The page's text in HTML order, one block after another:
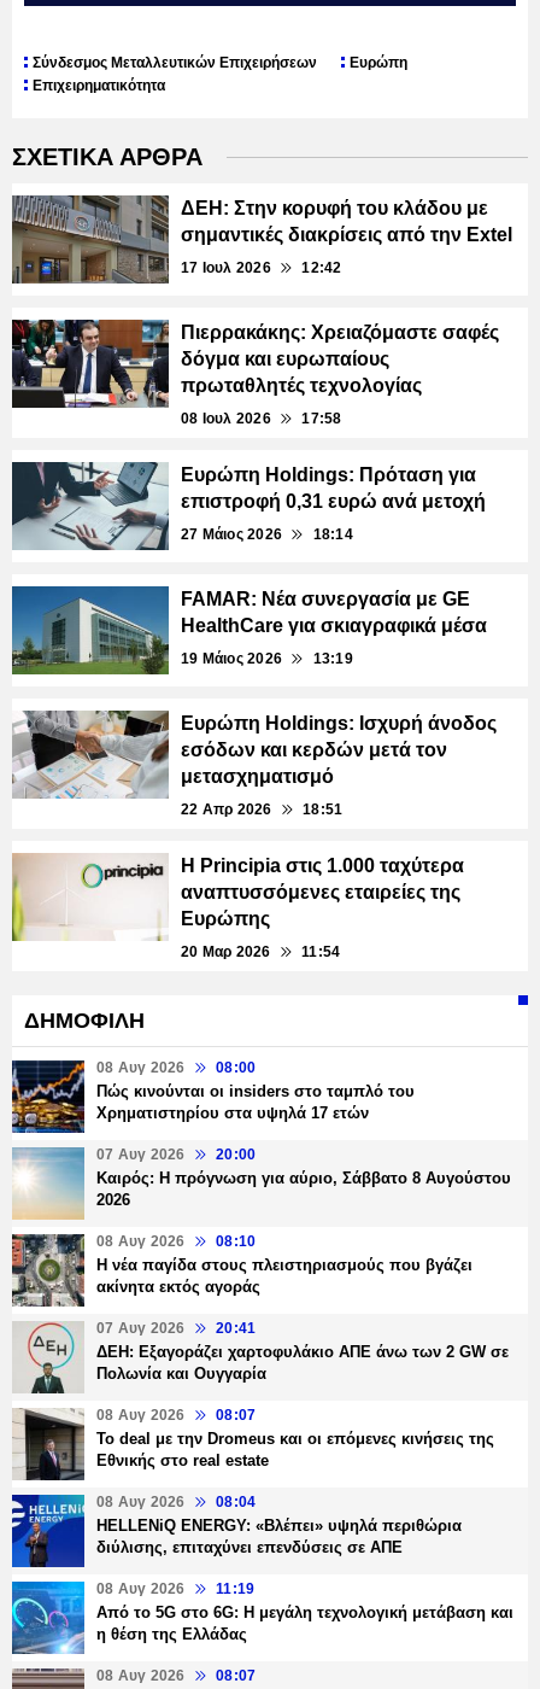
Σύνδεσμος Μεταλλευτικών Επιχειρήσεων
Ευρώπη
Επιχειρηματικότητα
ΣΧΕΤΙΚΑ ΑΡΘΡΑ
ΔΕΗ: Στην κορυφή του κλάδου με
σημαντικές διακρίσεις από την Extel
17 Ιουλ 2026 12:42
Πιερρακάκης: Χρειαζόμαστε σαφές
δόγμα και ευρωπαίους
πρωταθλητές τεχνολογίας
08 Ιουλ 2026 17:58
Ευρώπη Holdings: Πρόταση για
επιστροφή 0,31 ευρώ ανά μετοχή
27 Μάιος 2026 18:14
FAMAR: Νέα συνεργασία με GE
HealthCare για σκιαγραφικά μέσα
19 Μάιος 2026 13:19
Ευρώπη Holdings: Ισχυρή άνοδος
εσόδων και κερδών μετά τον
μετασχηματισμό
22 Απρ 2026 18:51
Η Principia στις 1.000 ταχύτερα
αναπτυσσόμενες εταιρείες της
Ευρώπης
20 Μαρ 2026 11:54
ΔΗΜΟΦΙΛΗ
08 Αυγ 2026 08:00
Πώς κινούνται οι insiders στο ταμπλό του
Χρηματιστηρίου στα υψηλά 17 ετών
07 Αυγ 2026 20:00
Καιρός: Η πρόγνωση για αύριο, Σάββατο 8 Αυγούστου
2026
08 Αυγ 2026 08:10
Η νέα παγίδα στους πλειστηριασμούς που βγάζει
ακίνητα εκτός αγοράς
07 Αυγ 2026 20:41
ΔΕΗ: Εξαγοράζει χαρτοφυλάκιο ΑΠΕ άνω των 2 GW σε
Πολωνία και Ουγγαρία
08 Αυγ 2026 08:07
Το deal με την Dromeus και οι επόμενες κινήσεις της
Εθνικής στο real estate
08 Αυγ 2026 08:04
HELLENiQ ENERGY: «Βλέπει» υψηλά περιθώρια
διύλισης, επιταχύνει επενδύσεις σε ΑΠΕ
08 Αυγ 2026 11:19
Από το 5G στο 6G: Η μεγάλη τεχνολογική μετάβαση και
η θέση της Ελλάδας
08 Αυγ 2026 08:07